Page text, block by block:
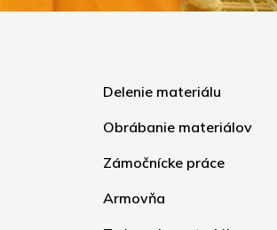
Delenie materiálu
Obrábanie materiálov
Zámočnícke práce
Armovňa